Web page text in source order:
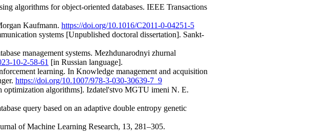
algorithms for object-oriented databases. IEEE Transactions
Kaufmann. https://doi.org/10.1016/C2011-0-04251-5
systems [Unpublished doctoral dissertation]. Sankt-
management systems. Mezhdunarodnyi zhurnal
10-2-58-61 [in Russian language].
learning. In Knowledge management and acquisition
https://doi.org/10.1007/978-3-030-30639-7_9
optimization algorithms]. Izdatel'stvo MGTU imeni N. E.
query based on an adaptive double entropy genetic
of Machine Learning Research, 13, 281–305.